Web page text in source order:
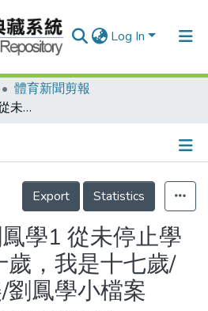
Log In
體育新聞剪報
他們眼中的劉鳳學1 從未停止學習/我不是七十歲，我是十七歲/凡事要求完美/劉鳳學小檔案
Details
Export
Statistics
學1 從未停止學
歲，我是十七歲/
鳳學小檔案